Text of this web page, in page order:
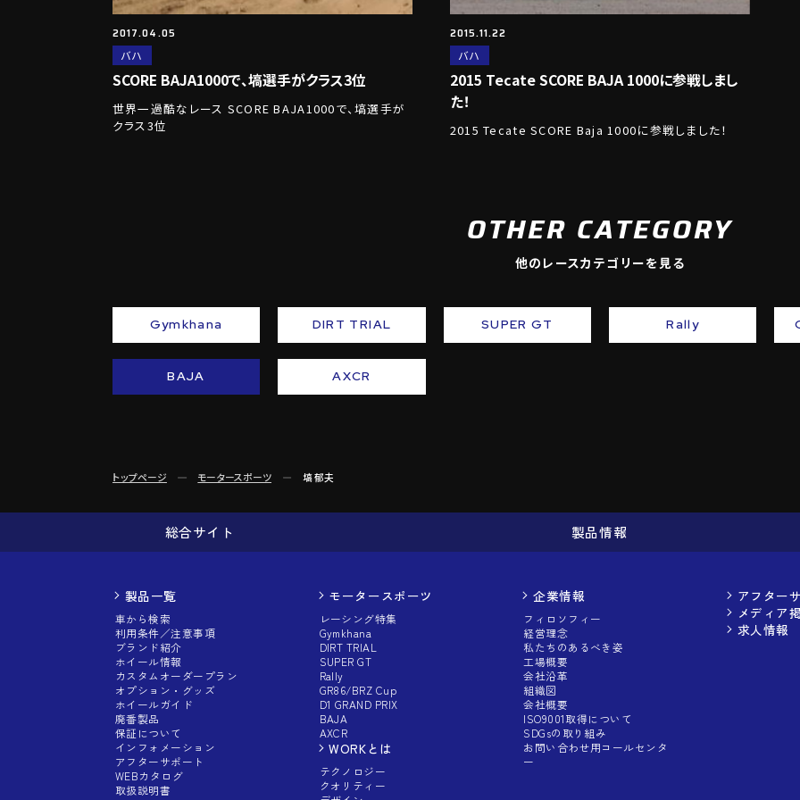
2017.04.05
バハ
SCORE BAJA1000で、塙選手がクラス3位
世界一過酷なレース SCORE BAJA1000で、塙選手が
クラス3位
2015.11.22
バハ
2015 Tecate SCORE BAJA 1000に参戦しまし
た！
2015 Tecate SCORE Baja 1000に参戦しました！
OTHER CATEGORY
他のレースカテゴリーを見る
Gymkhana DIRT TRIAL SUPER GT Rally
BAJA AXCR
トップページ モータースポーツ 塙 郁夫
総合サイト 製品情報
製品一覧
車から検索
利用条件／注意事項
ブランド紹介
ホイール情報
カスタムオーダープラン
オプション・グッズ
ホイールガイド
廃番製品
保証について
インフォメーション
アフターサポート
WEBカタログ
取扱説明書
モータースポーツ
レーシング特集
Gymkhana
DIRT TRIAL
SUPER GT
Rally
GR86/BRZ Cup
D1 GRAND PRIX
BAJA
AXCR
WORKとは
テクノロジー
クオリティー
企業情報
フィロソフィー
経営理念
私たちのあるべき姿
工場概要
会社沿革
組織図
会社概要
ISO9001取得について
SDGsの取り組み
お問い合わせ用コールセンタ
ー
アフター
メディア
求人情報